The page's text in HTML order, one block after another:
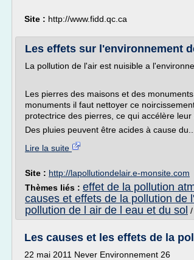
Site : http://www.fidd.qc.ca
Les effets sur l'environnement
La pollution de l'air est nuisible a
Les pierres des maisons et des
monuments il faut nettoyer ce
protectrice des pierres, ce qui accélère leur
Des pluies peuvent être acides à cause du...
Lire la suite
Site : http://lapollutiondelair.e-monsite.com
Thèmes liés : effet de la pollution
causes et effets de la pollution de
pollution de l air de l eau et du sol /
Les causes et les effets de la
22 mai 2011 Never Environnement 26